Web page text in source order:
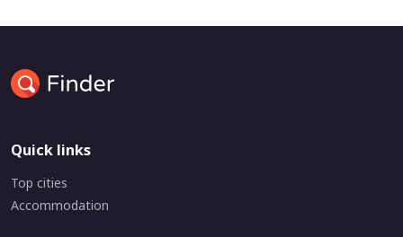
Quick links
Top cities
Accommodation